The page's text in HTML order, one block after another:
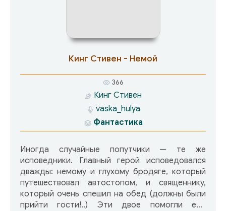
Кинг Стивен - Немой
366
Кинг Стивен
vaska_hulya
Фантастика
Иногда случайные попутчики — те же
исповедники. Главный герой исповедовался
дважды: немому и глухому бродяге, который
путешествовал автостопом, и священнику,
который очень спешил на обед (должны были
прийти гости!..) Эти двое помогли ему